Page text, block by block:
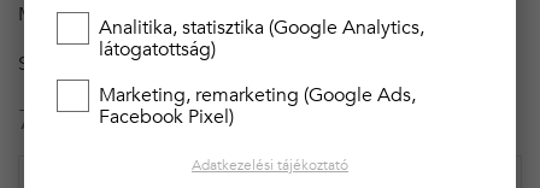
MÉRET
SZÍN MUSTÁR SÁRGA
7 990 Ft
Analitika, statisztika (Google Analytics,
látogatottság)
Marketing, remarketing (Google Ads,
Facebook Pixel)
Adatkezelési tájékoztató